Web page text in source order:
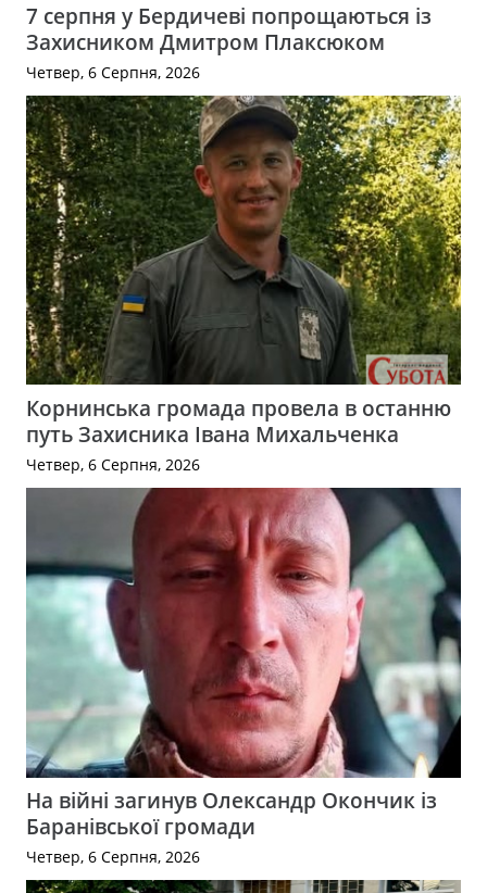
7 серпня у Бердичеві попрощаються із
Захисником Дмитром Плаксюком
Четвер, 6 Серпня, 2026
Корнинська громада провела в останню
путь Захисника Івана Михальченка
Четвер, 6 Серпня, 2026
На війні загинув Олександр Окончик із
Баранівської громади
Четвер, 6 Серпня, 2026